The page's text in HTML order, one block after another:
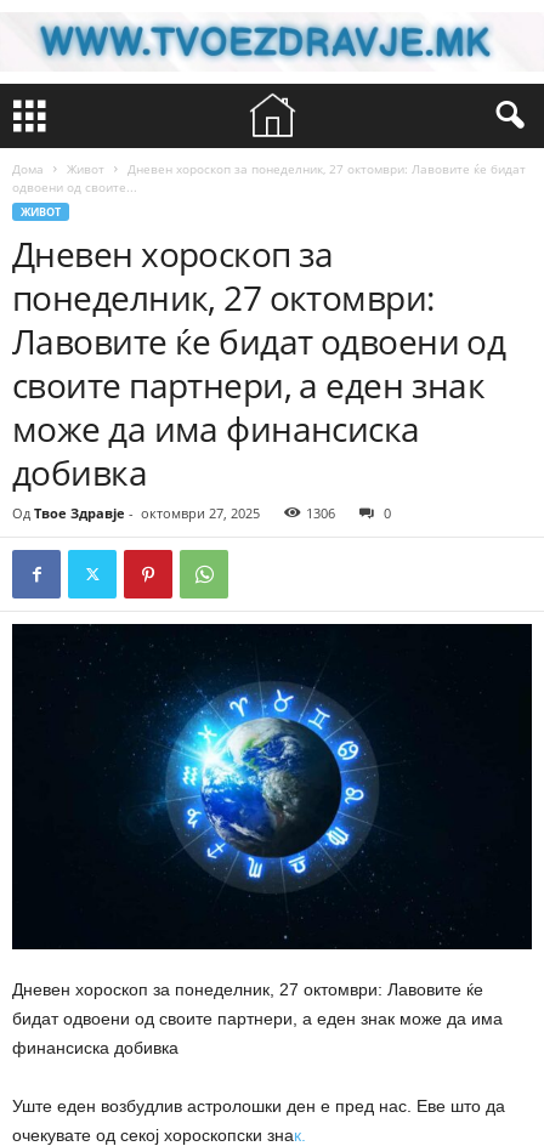
Дома Живот
Дневен хороскоп за понеделник, 27 октомври: Лавовите ќе бидат
одвоени од своите...
ЖИВОТ
Дневен хороскоп за
понеделник, 27 октомври:
Лавовите ќе бидат одвоени од
своите партнери, а еден знак
може да има финансиска
добивка
Од Твое Здравје - октомври 27, 2025 1306 0
Дневен хороскоп за понеделник, 27 октомври: Лавовите ќе
бидат одвоени од своите партнери, а еден знак може да има
финансиска добивка
Уште еден возбудлив астролошки ден е пред нас. Еве што да
очекувате од секој хороскопски знак.